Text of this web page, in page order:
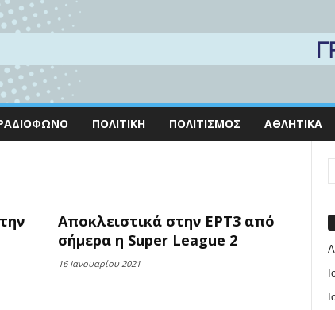
ΠΟΛΙΤΙΚΉ ΠΟΛΙΤΙΣΜΌΣ ΑΘΛΗΤΙΚΆ
Αποκλειστικά στην ΕΡΤ3 από
σήμερα η Super League 2
16 Ιανουαρίου 2021